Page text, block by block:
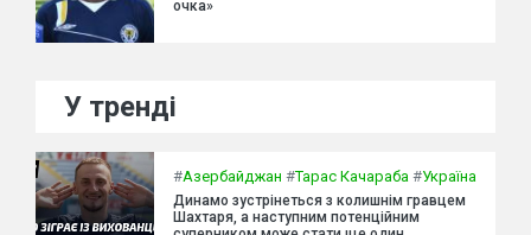
очка»
У тренді
#Азербайджан #Тарас Качараба #Україна
Динамо зустрінеться з колишнім гравцем
Шахтаря, а наступним потенційним